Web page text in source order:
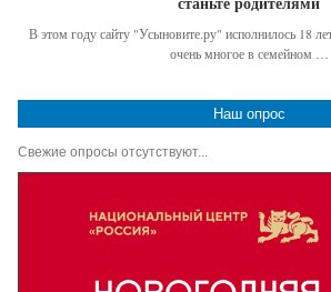
В этом году сайту "Усыновите.ру" исполнилось 18
очень многое в семейном …
Наш опрос
Свежие опросы отсутствуют...